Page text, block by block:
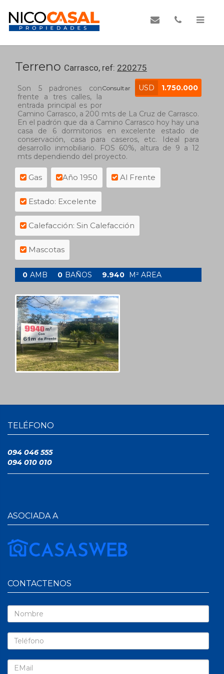
Terreno Carrasco, ref: 220275
Consultar USD 1.750.000
Son 5 padrones con
frente a tres calles, la
entrada principal es por
Camino Carrasco, a 200 mts de La Cruz de Carrasco.
En el padrón que da a Camino Carrasco hoy hay una
casa de 6 dormitorios en excelente estado de
conservación, casa para caseros, etc. Ideal para
desarrollo inmobiliario. FOS 60%, altura de 9 a 12
mts dependiendo del proyecto.
Gas Año 1950 Al Frente
Estado: Excelente
Calefacción: Sin Calefacción
Mascotas
0 AMB 0 BAÑOS 9.940 M² AREA
TELÉFONO
094 046 555
094 010 010
ASOCIADA A
CONTACTENOS